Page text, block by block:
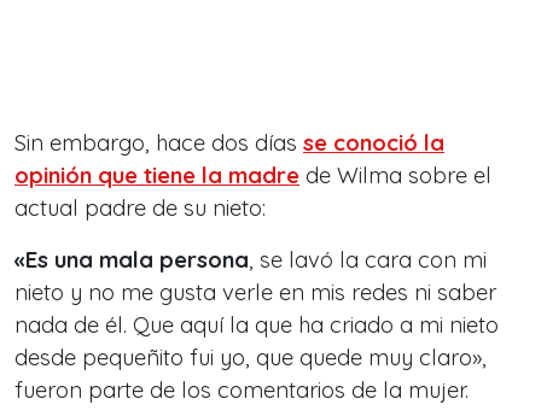
Sin embargo, hace dos días se conoció la
opinión que tiene la madre de Wilma sobre el
actual padre de su nieto:
«Es una mala persona , se lavó la cara con mi
nieto y no me gusta verle en mis redes ni saber
nada de él. Que aquí la que ha criado a mi nieto
desde pequeñito fui yo, que quede muy claro»,
fueron parte de los comentarios de la mujer.